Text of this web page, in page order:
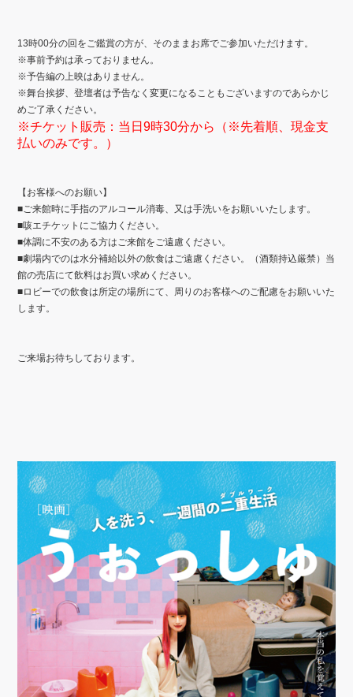
13時00分の回をご鑑賞の方が、そのままお席でご参加いただけます。
※事前予約は承っておりません。
※予告編の上映はありません。
※舞台挨拶、登壇者は予告なく変更になることもございますのであらかじ
めご了承ください。
※チケット販売：当日9時30分から（※先着順、現金支
払いのみです。）
【お客様へのお願い】
■ご来館時に手指のアルコール消毒、又は手洗いをお願いいたします。
■咳エチケットにご協力ください。
■体調に不安のある方はご来館をご遠慮ください。
■劇場内でのは水分補給以外の飲食はご遠慮ください。（酒類持込厳禁）当
館の売店にて飲料はお買い求めください。
■ロビーでの飲食は所定の場所にて、周りのお客様へのご配慮をお願いいた
します。
ご来場お待ちしております。